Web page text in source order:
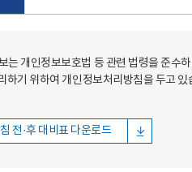
개인정보보호법 등 관련 법령을 준수
기 위하여 개인정보처리방침을 두고 있
전·후 대비표 다운로드